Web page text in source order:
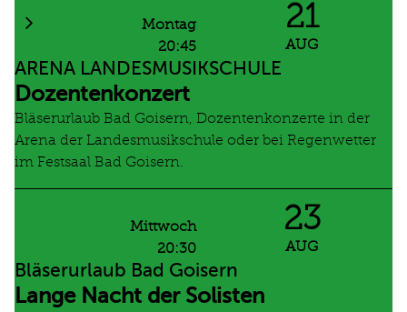
Montag
20:45
21
AUG
ARENA LANDESMUSIKSCHULE
Dozentenkonzert
Bläserurlaub Bad Goisern, Dozentenkonzerte in der
Arena der Landesmusikschule oder bei Regenwetter
im Festsaal Bad Goisern.
Mittwoch
20:30
23
AUG
Bläserurlaub Bad Goisern
Lange Nacht der Solisten